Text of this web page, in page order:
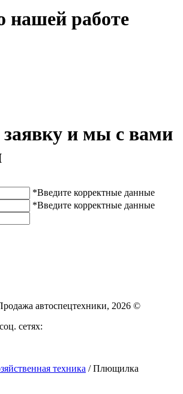
работе
заявку и мы с вами
*Введите корректные данные
*Введите корректные данные
автоспецтехники, 2026 ©
сетях:
техника /Плющилка